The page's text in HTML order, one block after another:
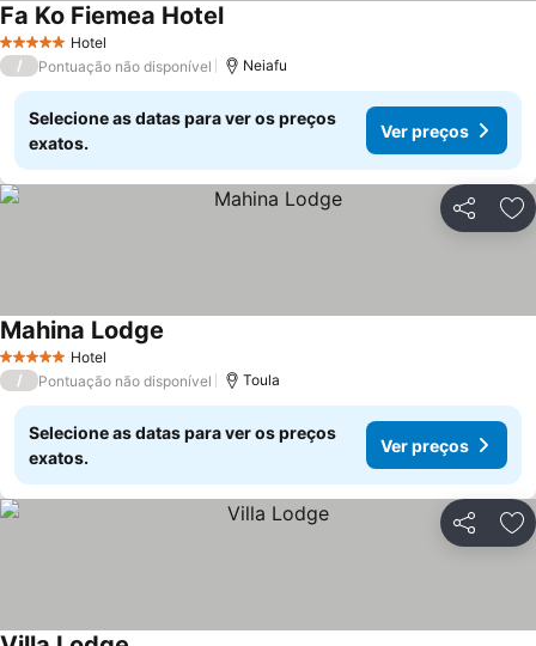
5 Estrelas Hotel
Fa Ko Fiemea HotelVer preços
/ Pontuação não disponível Neiafu
Selecione as datas para ver os preços
exatos.
Ver preços
Partilhar
5 Estrelas Hotel
Mahina Lodge
/ Pontuação não disponível Toula
Selecione as datas para ver os preços
exatos.
Ver preços
Partilhar